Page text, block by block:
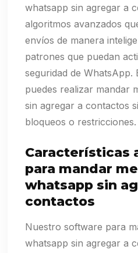
whatsapp sin agregar a
algoritmos avanzados
envíos de manera
patrones que puedan
seguridad de WhatsApp.
puedes realizar mandar
sin agregar a contactos
bloqueos o restricciones.
Características
para mandar
whatsapp sin
contactos
Nuestro software para
whatsapp sin agregar a